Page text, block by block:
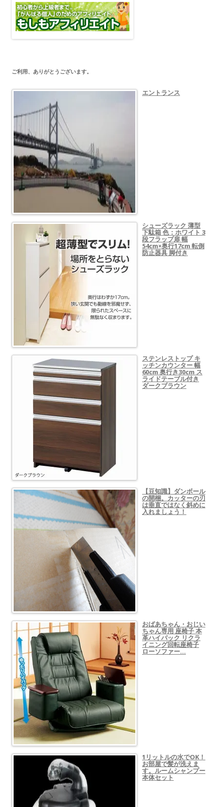
ご利用、ありがとうございます。
エントランス
シューズラック 薄型
下駄箱 色：ホワイト 3
段フラップ扉 幅
54cm×奥行17cm 転倒
防止器具 脚付き
ステンレストップ キ
ッチンカウンター 幅
60cm 奥行き30cm ス
ライドテーブル付き
ダークブラウン
【豆知識】ダンボール
の開梱。カッターの刃
は垂直ではなく斜めに
入れましょう！
おばあちゃん・おじい
ちゃん専用 座椅子 本
革ハイバック リクラ
イニング回転座椅子
ローソファー…
1リットルの水でOK！
お部屋で髪が洗えま
す。ルームシャンプー
本体セット